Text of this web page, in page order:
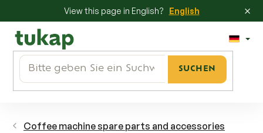
View this page in English? English ×
Inhalt
springen
SUCHEN
Coffee machine spare parts and accessories